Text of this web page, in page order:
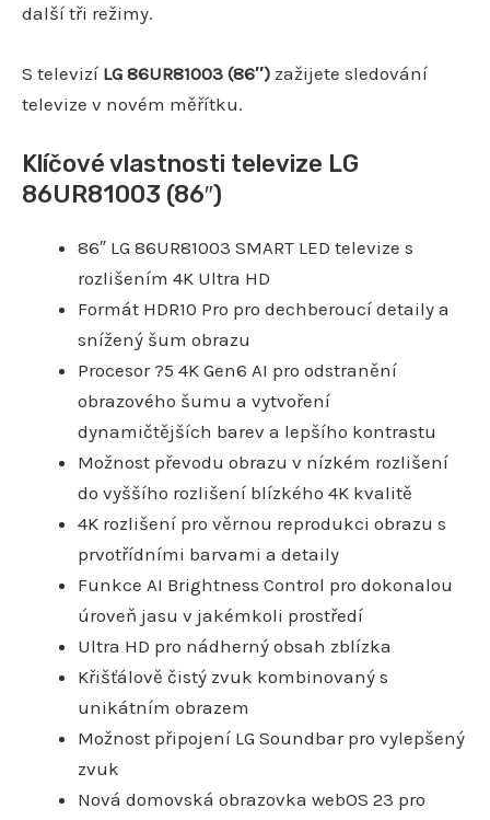
další tři režimy.
S televizí LG 86UR81003 (86″) zažijete sledování
televize v novém měřítku.
Klíčové vlastnosti televize LG
86UR81003 (86″)
86″ LG 86UR81003 SMART LED televize s
rozlišením 4K Ultra HD
Formát HDR10 Pro pro dechberoucí detaily a
snížený šum obrazu
Procesor ?5 4K Gen6 AI pro odstranění
obrazového šumu a vytvoření
dynamičtějších barev a lepšího kontrastu
Možnost převodu obrazu v nízkém rozlišení
do vyššího rozlišení blízkého 4K kvalitě
4K rozlišení pro věrnou reprodukci obrazu s
prvotřídními barvami a detaily
Funkce AI Brightness Control pro dokonalou
úroveň jasu v jakémkoli prostředí
Ultra HD pro nádherný obsah zblízka
Křišťálově čistý zvuk kombinovaný s
unikátním obrazem
Možnost připojení LG Soundbar pro vylepšený
zvuk
Nová domovská obrazovka webOS 23 pro